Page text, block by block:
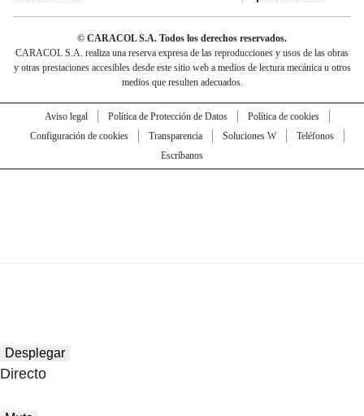
© CARACOL S.A. Todos los derechos reservados.
CARACOL S.A. realiza una reserva expresa de las reproducciones y usos de las obras
y otras prestaciones accesibles desde este sitio web a medios de lectura mecánica u otros
medios que resulten adecuados.
Aviso legal Política de Protección de Datos
Política de cookies
Configuración de cookies
Transparencia Soluciones W
Teléfonos
Escríbanos
Desplegar
Directo